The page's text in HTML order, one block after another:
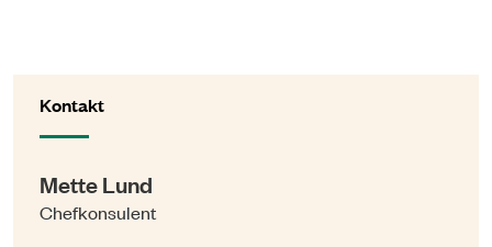
Kontakt
Mette Lund
Chefkonsulent